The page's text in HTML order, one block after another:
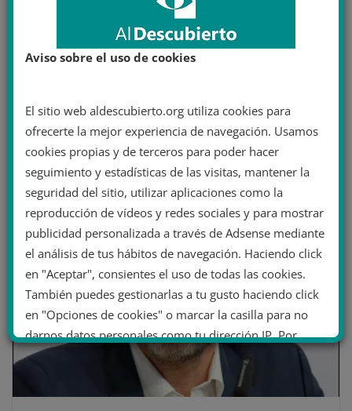
Republicanos echan a su líder por
intentar una alianza con Le Pen
12 junio 2024
Aviso sobre el uso de cookies
El sitio web aldescubierto.org utiliza cookies para
ofrecerte la mejor experiencia de navegación. Usamos
cookies propias y de terceros para poder hacer
seguimiento y estadísticas de las visitas, mantener la
seguridad del sitio, utilizar aplicaciones como la
reproducción de vídeos y redes sociales y para mostrar
publicidad personalizada a través de Adsense mediante
el análisis de tus hábitos de navegación. Haciendo click
en "Aceptar", consientes el uso de todas las cookies.
También puedes gestionarlas a tu gusto haciendo click
en "Opciones de cookies" o marcar la casilla para no
darnos datos personales como tu dirección IP. Por
último, puedes leer nuestra Política de cookies.